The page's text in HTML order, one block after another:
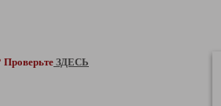
Проверьте ЗДЕСЬ